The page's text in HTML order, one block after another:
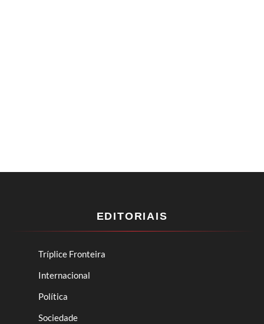
EDITORIAIS
Tríplice Fronteira
Internacional
Política
Sociedade